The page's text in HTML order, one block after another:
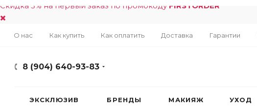
Скидка 5% на первый заказ по промокоду FIRSTORDER
О нас Как купить Как оплатить Доставка Гарантии
8 (904) 640-93-83
ЭКСКЛЮЗИВ БРЕНДЫ МАКИЯЖ УХОД